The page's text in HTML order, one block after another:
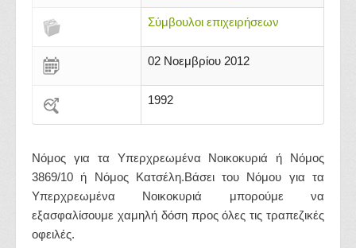
Σύμβουλοι επιχειρήσεων
02 Νοεμβρίου 2012
1992
Νόμος για τα Υπερχρεωμένα Νοικοκυριά ή Νόμος
3869/10 ή Νόμος Κατσέλη.Βάσει του Νόμου για τα
Υπερχρεωμένα Νοικοκυριά μπορούμε να
εξασφαλίσουμε χαμηλή δόση προς όλες τις τραπεζικές
οφειλές.